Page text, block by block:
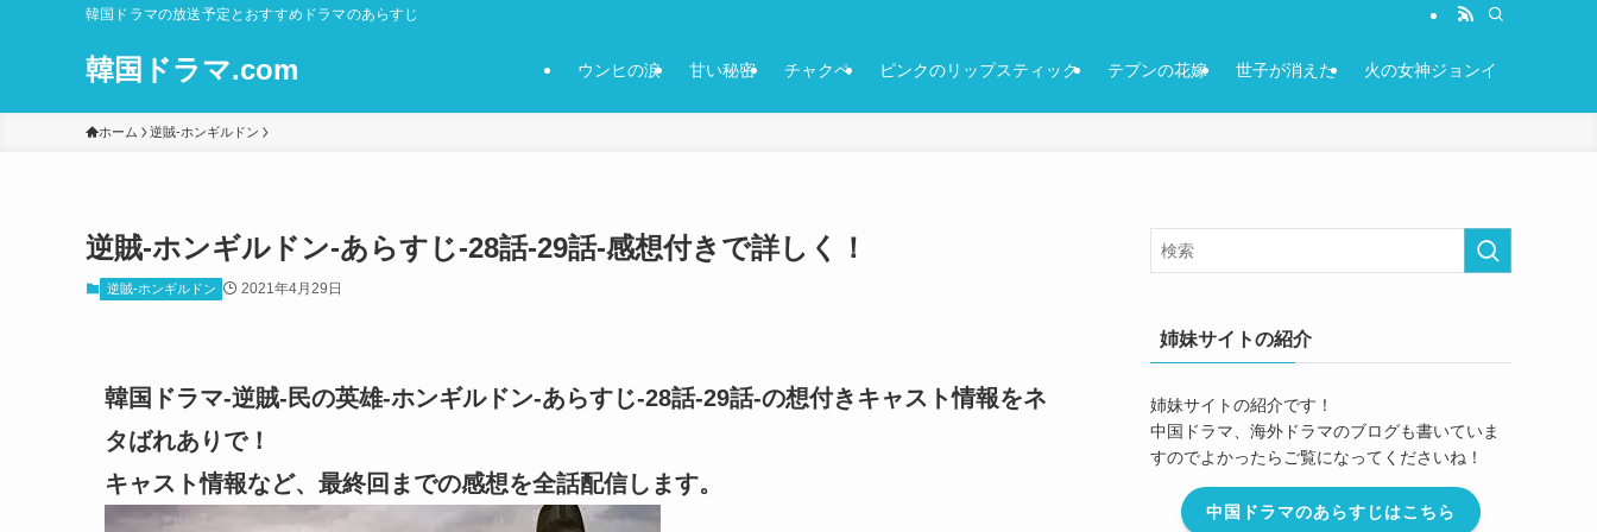
韓国ドラマの放送予定とおすすめドラマのあらすじ
韓国ドラマ.com ウンヒの涙 甘い秘密 チャクペ ピンクのリップスティック テプンの花嫁 世子が消えた 火の女神ジョンイ
ホーム 逆賊-ホンギルドン
逆賊-ホンギルドン-あらすじ-28話-29話-感想付きで詳しく！
逆賊-ホンギルドン 2021年4月29日
韓国ドラマ-逆賊-民の英雄-ホンギルドン-あらすじ-28話-29話-の想付きキャスト情報をネ
タばれありで！
キャスト情報など、最終回までの感想を全話配信します。
姉妹サイトの紹介
姉妹サイトの紹介です！
中国ドラマ、海外ドラマのブログも書いていま
すのでよかったらご覧になってくださいね！
中国ドラマのあらすじはこちら